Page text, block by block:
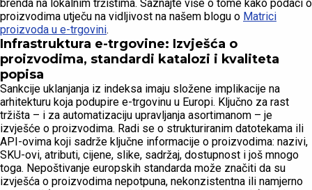
brenda na lokalnim tržištima. Saznajte više o tome kako podaci o
proizvodima utječu na vidljivost na našem blogu o Matrici
proizvoda u e-trgovini.
Infrastruktura e-trgovine: Izvješća o
proizvodima, standardi katalozi i kvaliteta
popisa
Sankcije uklanjanja iz indeksa imaju složene implikacije na
arhitekturu koja podupire e-trgovinu u Europi. Ključno za rast
tržišta – i za automatizaciju upravljanja asortimanom – je
izvješće o proizvodima. Radi se o strukturiranim datotekama ili
API-ovima koji sadrže ključne informacije o proizvodima: nazivi,
SKU-ovi, atributi, cijene, slike, sadržaj, dostupnost i još mnogo
toga. Nepoštivanje europskih standarda može značiti da su
izvješća o proizvodima nepotpuna, nekonzistentna ili namjerno